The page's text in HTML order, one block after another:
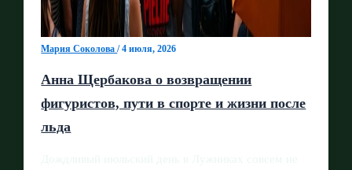
Мария Соколова/4 июля, 2026
Анна Щербакова о возвращении
фигуристов, пути в спорте и жизни после
льда